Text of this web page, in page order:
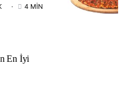
4 MIN
En İyi